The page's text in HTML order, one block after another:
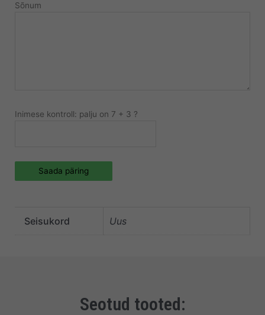
Sõnum
Inimese kontroll: palju on 7 + 3 ?
Saada päring
Seisukord Uus
Seotud tooted: